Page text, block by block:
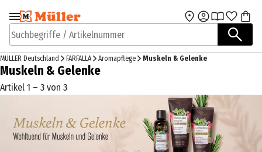
Zur Navigation
springen
Zum Hauptinhalt
Suchbegriffe / Artikelnummer
MÜLLER Deutschland FARFALLA Aromapflege Muskeln & Gelenke
Muskeln & Gelenke
Artikel 1 – 3 von 3